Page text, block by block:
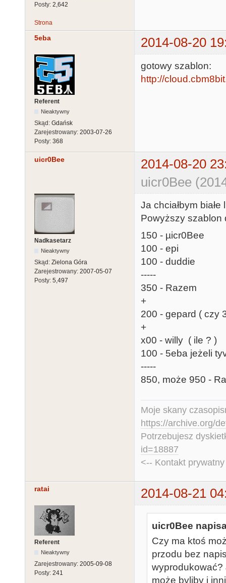
Posty: 2,642
Strona
5eba 2014-08-20
Referent
Nieaktywny
Skąd: Gdańsk
Zarejestrowany: 2003-07-26
Posty: 368
gotowy szablon:
http://
uicr0Bee
2014-08-20
uicr0Bee
Nadkasetarz
Nieaktywny
Skąd: Zielona Góra
Zarejestrowany: 2007-05-07
Posty: 5,497
Ja chciałbym
Powyższy szablon
150 - µicr0Bee
100 - epi
100 - duddie
-----
350 - Razem
+
200 - gepard ( czy
+
x00 - willy ( ile ? )
100 - 5eba jeżeli
-----
850, może 950 -
Moje skany
https://archive.org/
Potrzebujesz
id=18887
<-- Kontakt
ratai 2014-08-21
Referent
Nieaktywny
Zarejestrowany: 2005-09-08
Posty: 241
uicr0Bee
Czy ma ktoś
przodu bez
wyprodukować?
może byliby i